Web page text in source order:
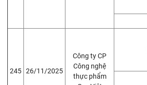
245 26/11/2025
Công ty CP
Công nghệ
thực phẩm